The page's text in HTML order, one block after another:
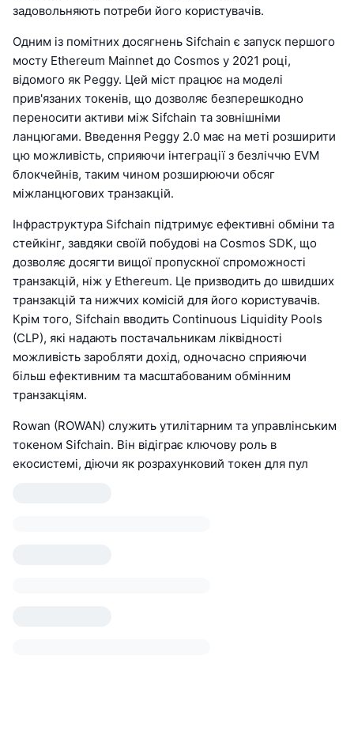
задовольняють потреби його користувачів.
Одним із помітних досягнень Sifchain є запуск першого
мосту Ethereum Mainnet до Cosmos у 2021 році,
відомого як Peggy. Цей міст працює на моделі
прив'язаних токенів, що дозволяє безперешкодно
переносити активи між Sifchain та зовнішніми
ланцюгами. Введення Peggy 2.0 має на меті розширити
цю можливість, сприяючи інтеграції з безліччю EVM
блокчейнів, таким чином розширюючи обсяг
міжланцюгових транзакцій.
Інфраструктура Sifchain підтримує ефективні обміни та
стейкінг, завдяки своїй побудові на Cosmos SDK, що
дозволяє досягти вищої пропускної спроможності
транзакцій, ніж у Ethereum. Це призводить до швидших
транзакцій та нижчих комісій для його користувачів.
Крім того, Sifchain вводить Continuous Liquidity Pools
(CLP), які надають постачальникам ліквідності
можливість заробляти дохід, одночасно сприяючи
більш ефективним та масштабованим обмінним
транзакціям.
Rowan (ROWAN) служить утилітарним та управлінським
токеном Sifchain. Він відіграє ключову роль в
екосистемі, діючи як розрахунковий токен для пул